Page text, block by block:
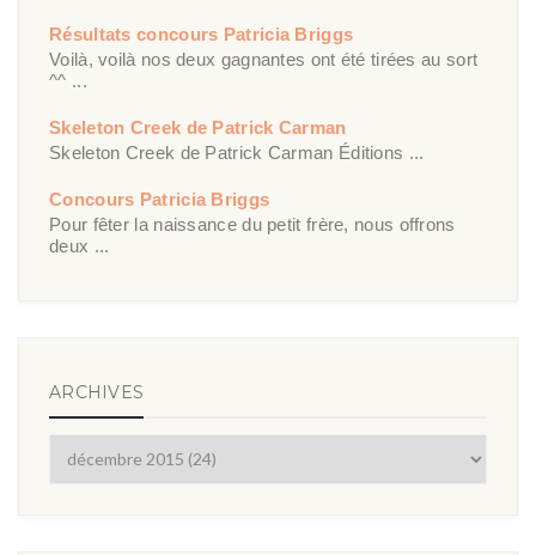
Résultats concours Patricia Briggs
Voilà, voilà nos deux gagnantes ont été tirées au sort
^^ ...
Skeleton Creek de Patrick Carman
Skeleton Creek de Patrick Carman Éditions ...
Concours Patricia Briggs
Pour fêter la naissance du petit frère, nous offrons
deux ...
ARCHIVES